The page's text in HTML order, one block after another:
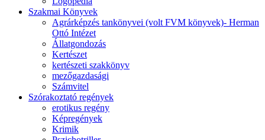
Szakmai Könyvek
Agrárképzés tankönyvei (volt FVM könyvek)- Herman
Ottó Intézet
Állatgondozás
Kertészet
kertészeti szakkönyv
mezőgazdasági
Számvitel
Szórakoztató regények
erotikus regény
Képregények
Krimik